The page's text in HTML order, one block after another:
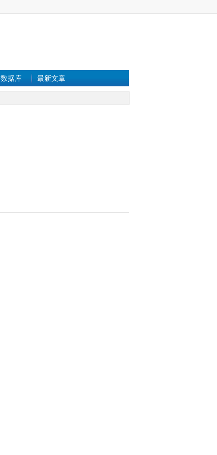
数据库 最新文章